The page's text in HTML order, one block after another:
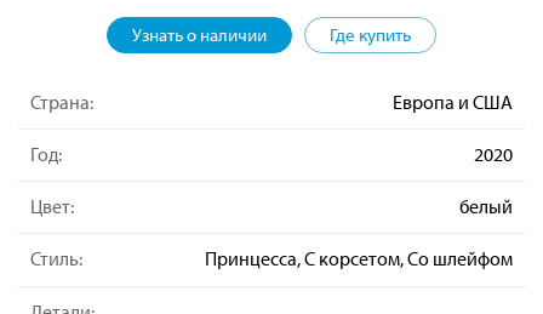
Узнать о наличии Где купить
Страна: Европа и США
Год: 2020
Цвет: белый
Стиль: Принцесса, С корсетом, Со шлейфом